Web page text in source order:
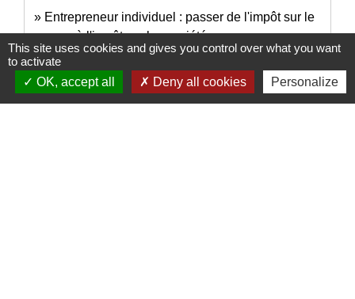
Entrepreneur individuel : passer de l'impôt sur le
revenu à l'impôt sur les sociétés
Fiscalité
Signaler une erreur sur cette page
This site uses cookies and gives you control over what you want
to activate
OK, accept all
Deny all cookies Personalize